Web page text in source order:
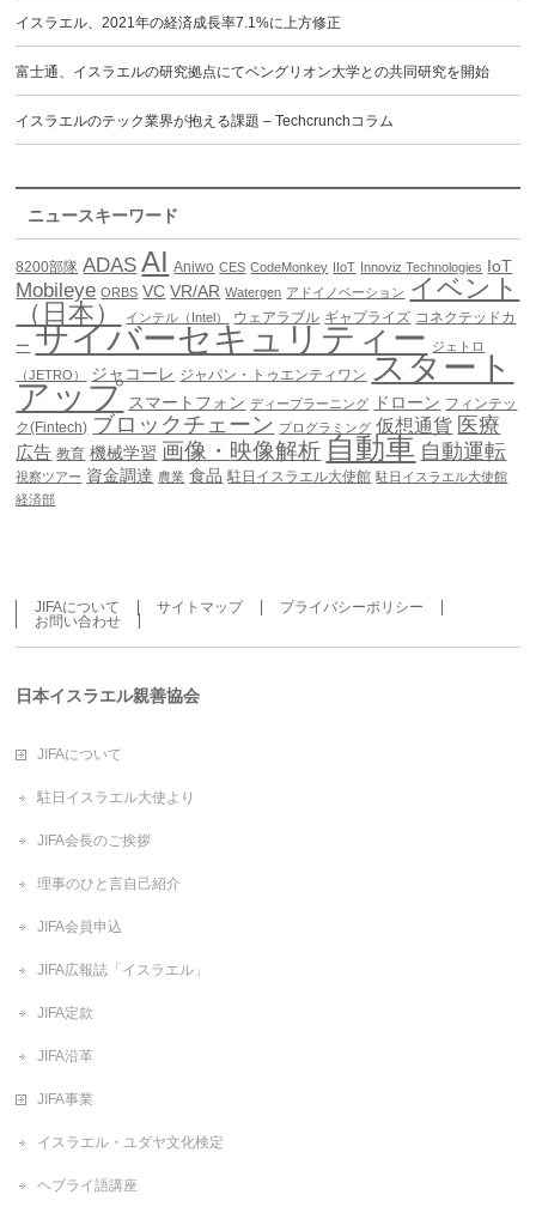
イスラエル、2021年の経済成長率7.1%に上方修正
富士通、イスラエルの研究拠点にてベングリオン大学との共同研究を開始
イスラエルのテック業界が抱える課題 – Techcrunchコラム
ニュースキーワード
8200部隊 ADAS AI Aniwo CES CodeMonkey IIoT Innoviz Technologies IoT
Mobileye ORBS VC VR/AR Watergen アドイノベーション イベント
（日本）
インテル（Intel） ウェアラブル ギャプライズ コネクテッドカ
ー サイバーセキュリティー ジェトロ
（JETRO）
ジャコーレ ジャパン・トゥエンティワン スタート
アップ スマートフォン ディープラーニング ドローン フィンテッ
ク(Fintech) ブロックチェーン プログラミング 仮想通貨 医療
広告 教育 機械学習 画像・映像解析 自動車 自動運転
視察ツアー 資金調達 農業 食品 駐日イスラエル大使館 駐日イスラエル大使館
経済部
JIFAについて サイトマップ
プライバシーポリシー
お問い合わせ
日本イスラエル親善協会
JIFAについて
駐日イスラエル大使より
JIFA会長のご挨拶
理事のひと言自己紹介
JIFA会員申込
JIFA広報誌「イスラエル」
JIFA定款
JIFA沿革
JIFA事業
イスラエル・ユダヤ文化検定
ヘブライ語講座